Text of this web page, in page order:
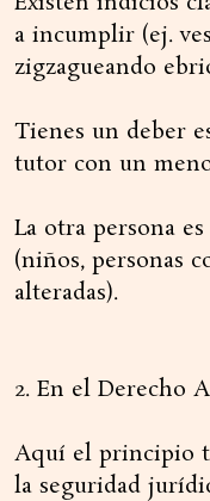
a incumplir (ej.
zigzagueando
Tienes un deber
tutor con un
La otra persona
(niños, personas
alteradas).
2. En el Derecho
Aquí el principio
la seguridad